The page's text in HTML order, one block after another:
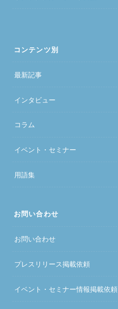
コンテンツ別
最新記事
インタビュー
コラム
イベント・セミナー
用語集
お問い合わせ
お問い合わせ
プレスリリース掲載依頼
イベント・セミナー情報掲載依頼